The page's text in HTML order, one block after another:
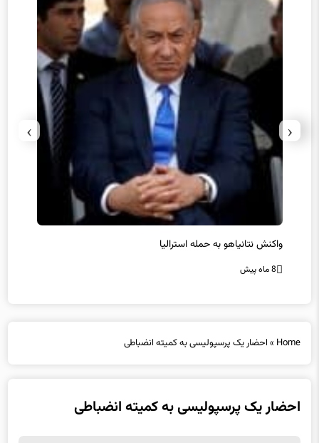
حماس ترور فرمانده ارشد القسام را تایید کرد
8 ماه پیش
‹
›
Home
» احضار یک پرسپولیسی به کمیته انضباطی
احضار یک پرسپولیسی به کمیته انضباطی